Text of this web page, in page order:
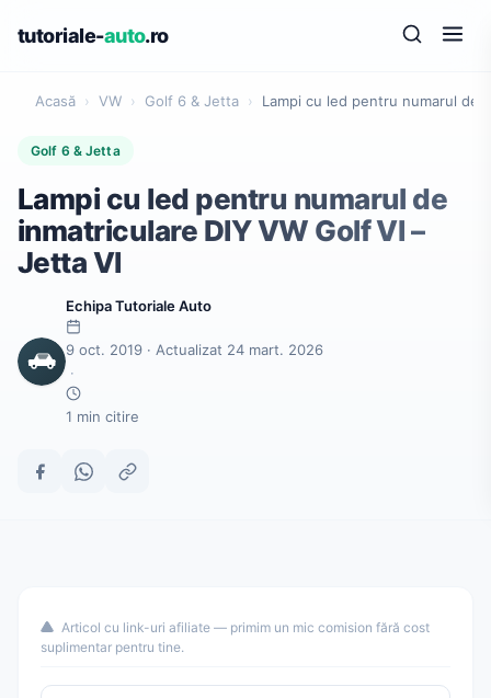
tutoriale-auto.ro
Acasă › VW › Golf 6 & Jetta › Lampi cu led pentru numarul de
Golf 6 & Jetta
Lampi cu led pentru numarul de
inmatriculare DIY VW Golf VI –
Jetta VI
Echipa Tutoriale Auto
9 oct. 2019 · Actualizat 24 mart. 2026
·
1 min citire
Articol cu link-uri afiliate — primim un mic comision fără cost
suplimentar pentru tine.